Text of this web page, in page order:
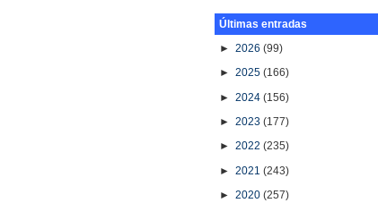
Últimas entradas
►2026(99)
►2025(166)
►2024(156)
►2023(177)
►2022(235)
►2021(243)
►2020(257)